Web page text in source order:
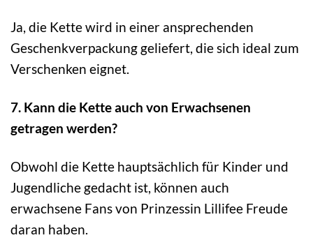
Ja, die Kette wird in einer ansprechenden
Geschenkverpackung geliefert, die sich ideal zum
Verschenken eignet.
7. Kann die Kette auch von Erwachsenen
getragen werden?
Obwohl die Kette hauptsächlich für Kinder und
Jugendliche gedacht ist, können auch
erwachsene Fans von Prinzessin Lillifee Freude
daran haben.